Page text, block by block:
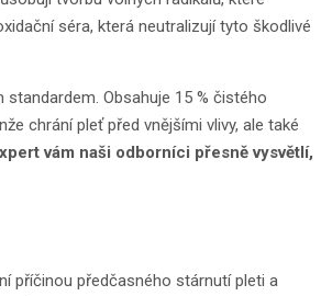
séra, která neutralizují tyto škodlivé
standardem. Obsahuje 15 % čistého
chrání pleť před vnějšími vlivy, ale také
vám naši odborníci přesně vysvětlí,
příčinou předčasného stárnutí pleti a